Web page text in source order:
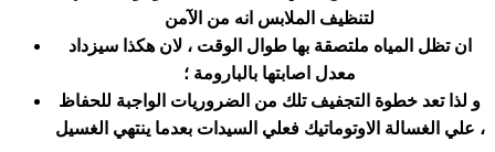
لتنظيف الملابس انه من الآمن
ان تظل المياه ملتصقة بها طوال الوقت ، لان هكذا سيزداد
معدل اصابتها بالبارومة ؛
و لذا تعد خطوة التجفيف تلك من الضروريات الواجبة للحفاظ
علي الغسالة الاوتوماتيك فعلي السيدات بعدما ينتهي الغسيل ،